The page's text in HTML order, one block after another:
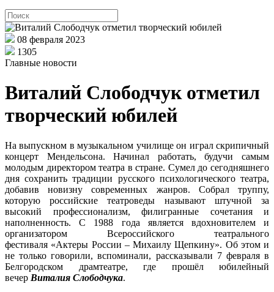
08 февраля 2023
1305
Главные новости
Виталий Слободчук отметил
творческий юбилей
На выпускном в музыкальном училище он играл скрипичный
концерт Мендельсона. Начинал работать, будучи самым
молодым директором театра в стране. Сумел до сегодняшнего
дня сохранить традиции русского психологического театра,
добавив новизну современных жанров. Собрал труппу,
которую российские театроведы называют штучной за
высокий профессионализм, филигранные сочетания и
наполненность. С 1988 года является вдохновителем и
организатором Всероссийского театрального
фестиваля «Актеры России – Михаилу Щепкину». Об этом и
не только говорили, вспоминали, рассказывали 7 февраля в
Белгородском драмтеатре, где прошёл юбилейный
вечер Виталия Слободчука.